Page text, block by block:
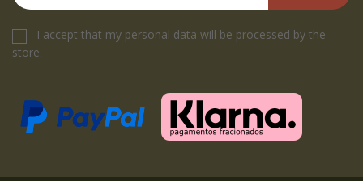
I accept that my personal data will be processed by the
store.